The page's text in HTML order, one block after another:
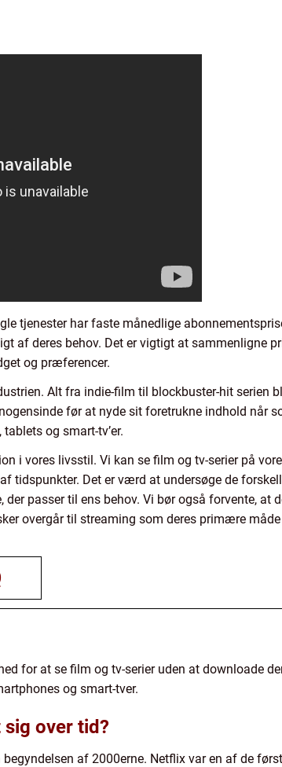
tjenester har faste månedlige
af deres behov. Det er vigtigt at sammenligne
og præferencer.
Alt fra indie-film til blockbuster-hit serien
før at nyde sit foretrukne indhold når
og smart-tv’er.
i vores livsstil. Vi kan se film og tv-serier på
tidspunkter. Det er værd at undersøge de
passer til ens behov. Vi bør også forvente, at
overgår til streaming som deres primære
for at se film og tv-serier uden at downloade
og smart-tver.
over tid?
af 2000erne. Netflix var en af de